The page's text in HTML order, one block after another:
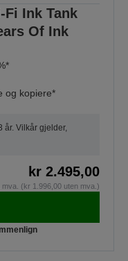
Fi Ink Tank
Of Ink
og kopiere*
år. Vilkår gjelder,
kr 2.495,00
mva. (kr 1.996,00 uten mva.)